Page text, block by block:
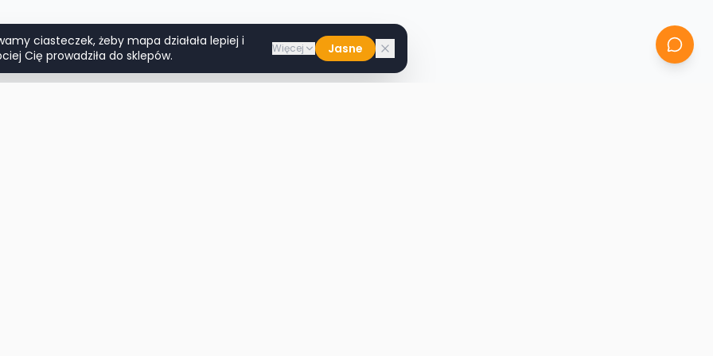
ciasteczek, żeby mapa działała lepiej i
Cię prowadziła do sklepów.
Więcej Jasne